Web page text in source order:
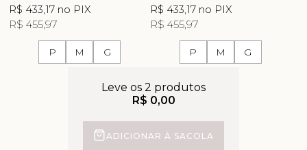
R$ 433,17 no PIX
R$ 455,97
P M G
R$ 433,17 no PIX
R$ 455,97
P M G
Leve os 2 produtos
R$ 0,00
ADICIONAR À SACOLA